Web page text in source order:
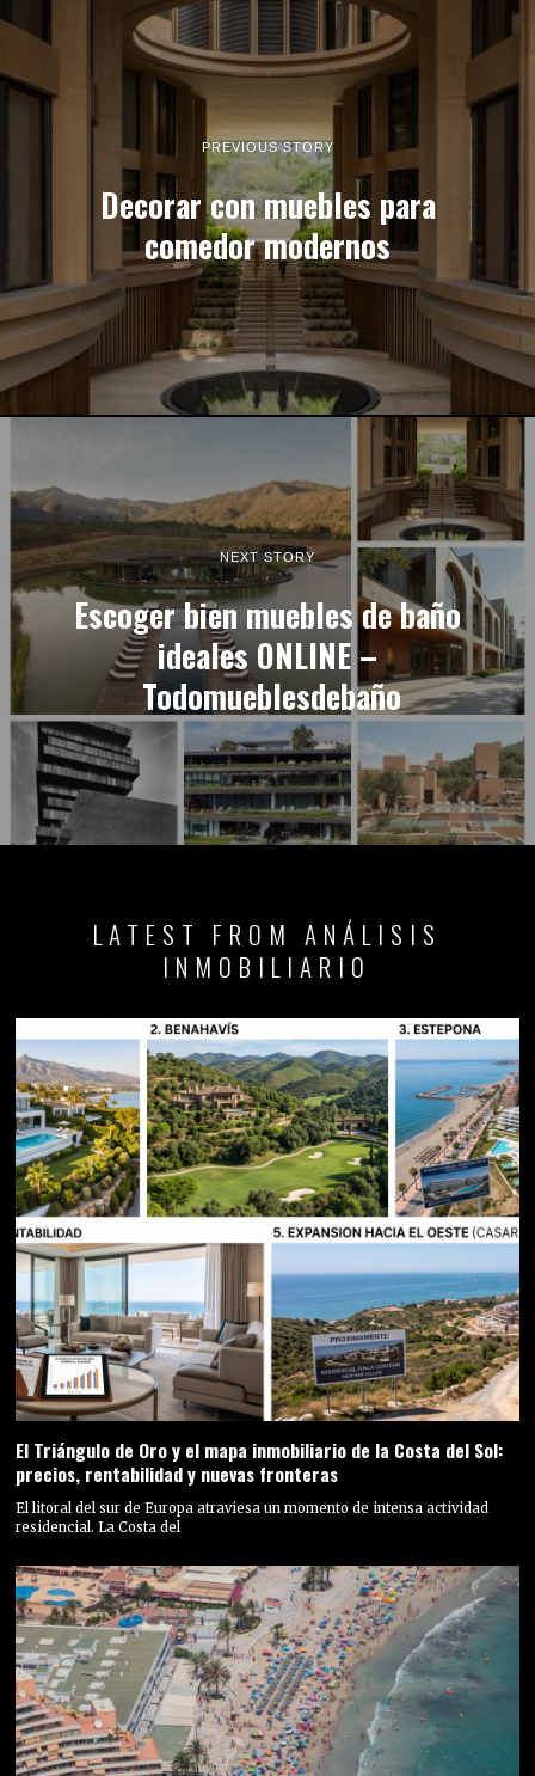
PREVIOUS STORY
Decorar con muebles para
comedor modernos
NEXT STORY
Escoger bien muebles de baño
ideales ONLINE –
Todomueblesdebaño
LATEST FROM ANÁLISIS
INMOBILIARIO
El Triángulo de Oro y el mapa inmobiliario de la Costa del Sol:
precios, rentabilidad y nuevas fronteras
El litoral del sur de Europa atraviesa un momento de intensa actividad
residencial. La Costa del